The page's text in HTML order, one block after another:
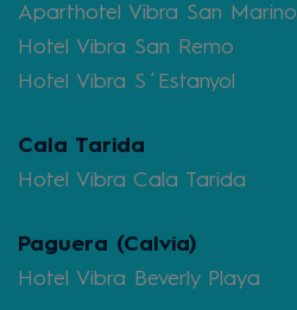
Aparthotel Vibra San Marino
Hotel Vibra San Remo
Hotel Vibra S´Estanyol
Cala Tarida
Hotel Vibra Cala Tarida
Paguera (Calvia)
Hotel Vibra Beverly Playa